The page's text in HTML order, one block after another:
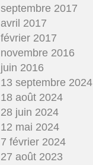
septembre 2017
avril 2017
février 2017
novembre 2016
juin 2016
13 septembre 2024
18 août 2024
28 juin 2024
12 mai 2024
7 février 2024
27 août 2023